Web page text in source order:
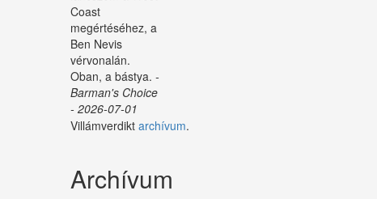
Coast
megértéséhez, a
Ben Nevis
vérvonalán.
Oban, a bástya. -
Barman's Choice
- 2026-07-01
Villámverdikt archívum.
Archívum